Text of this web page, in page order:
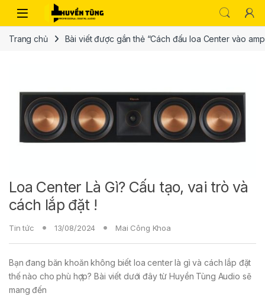
Trang chủ Bài viết được gắn thẻ “Cách đấu loa Center vào
Loa Center Là Gì? Cấu tạo, vai trò và
cách lắp đặt !
Tin tức 13/08/2024 Mai Công Khoa
Bạn đang băn khoăn không biết loa center là gì và cách lắp đặt
thế nào cho phù hợp? Bài viết dưới đây từ Huyền Tùng Audio sẽ
mang đến